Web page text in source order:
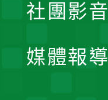
社團影音
媒體報導